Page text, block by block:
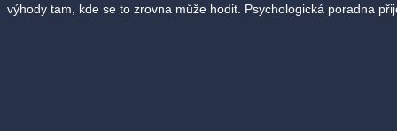
výhody tam, kde se to zrovna může hodit. Psychologická poradna